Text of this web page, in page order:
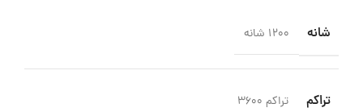
شانه 1200 شانه
تراکم تراکم 3600